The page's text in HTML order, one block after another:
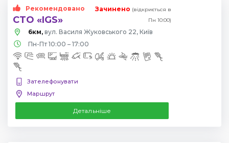
Рекомендовано
СТО «IGS»
Зачинено (відкриється в
Пн 10:00)
6км, вул. Василя Жуковського 22, Київ
Пн-Пт 10:00 – 17:00
Зателефонувати
Маршрут
Детальніше